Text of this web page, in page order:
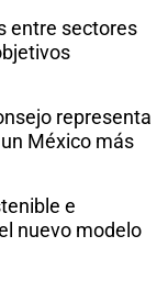
entre sectores
representa
México más
e
nuevo modelo